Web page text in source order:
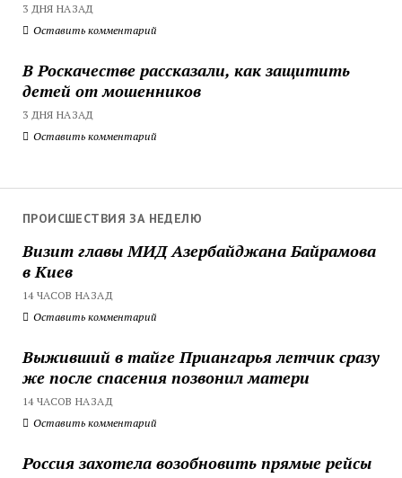
3 ДНЯ НАЗАД
Оставить комментарий
В Роскачестве рассказали, как защитить
детей от мошенников
3 ДНЯ НАЗАД
Оставить комментарий
ПРОИСШЕСТВИЯ ЗА НЕДЕЛЮ
Визит главы МИД Азербайджана Байрамова
в Киев
14 ЧАСОВ НАЗАД
Оставить комментарий
Выживший в тайге Приангарья летчик сразу
же после спасения позвонил матери
14 ЧАСОВ НАЗАД
Оставить комментарий
Россия захотела возобновить прямые рейсы